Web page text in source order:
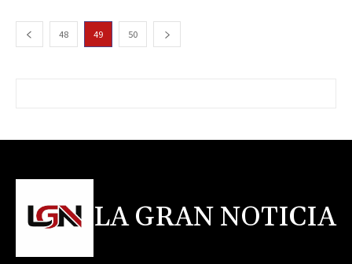
48 49 50
LA GRAN NOTICIA